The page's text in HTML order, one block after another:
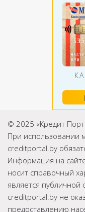
© 2025 «Кредит
При использовании
creditportal.by
Информация на
носит справочный
является
creditportal.by не
предоставлению